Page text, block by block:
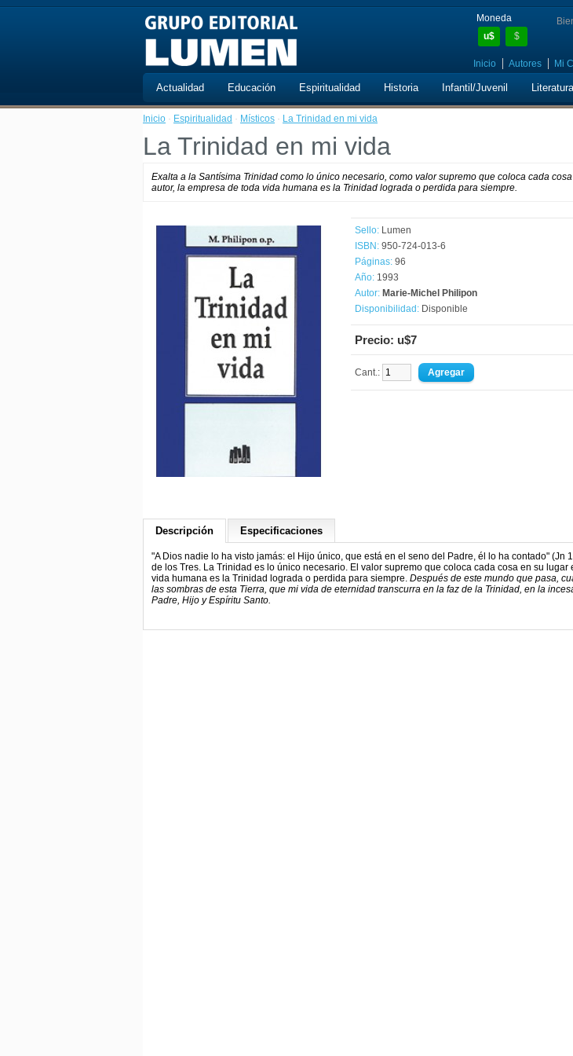
Moneda
u$
$
Inicio Autores Mi
Actualidad Educación Espiritualidad Historia Infantil/Juvenil Literatura
Inicio · Espiritualidad · Místicos · La Trinidad en mi vida
La Trinidad en mi vida
Exalta a la Santísima Trinidad como lo único necesario, como valor supremo que coloca cada
autor, la empresa de toda vida humana es la Trinidad lograda o perdida para siempre.
Sello: Lumen
ISBN: 950-724-013-6
Páginas: 96
Año: 1993
Autor: Marie-Michel Philipon
Disponibilidad: Disponible
Precio: u$7
Cant.:
Descripción Especificaciones
"A Dios nadie lo ha visto jamás: el Hijo único, que está en el seno del Padre, él lo ha contado" (Jn
de los Tres. La Trinidad es lo único necesario. El valor supremo que coloca cada cosa en su
vida humana es la Trinidad lograda o perdida para siempre. Después de este mundo que pasa,
las sombras de esta Tierra, que mi vida de eternidad transcurra en la faz de la Trinidad, en la
Padre, Hijo y Espíritu Santo.